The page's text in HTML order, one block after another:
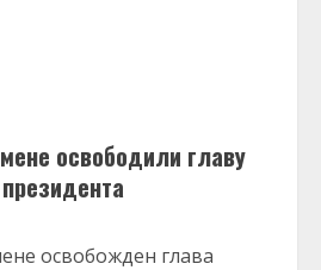
освободили главу
освобожден глава